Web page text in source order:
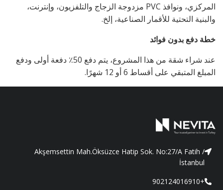
المركزي، ونوافذ PVC مزدوجة الزجاج والتلفزيون، وإنترنت،
والبنية التحتية للأقمار الصناعية، إلخ.
خطة دفع بدون فوائد
عند شراء شقة من هذا المشروع، يتم دفع 50٪ دفعة أولى ودفع
المبلغ المتبقي على أقساط 6 أو 12 شهرًا.
Akşemsettin Mah.Öksüzce Hatip Sok. No:27/A Fatih /
İstanbul
+902124016910